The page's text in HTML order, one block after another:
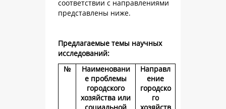
соответствии с направлениями
представлены ниже.
Предлагаемые темы научных
исследований:
№
Наименовани
е проблемы
городского
хозяйства или
Направл
ение
городско
го